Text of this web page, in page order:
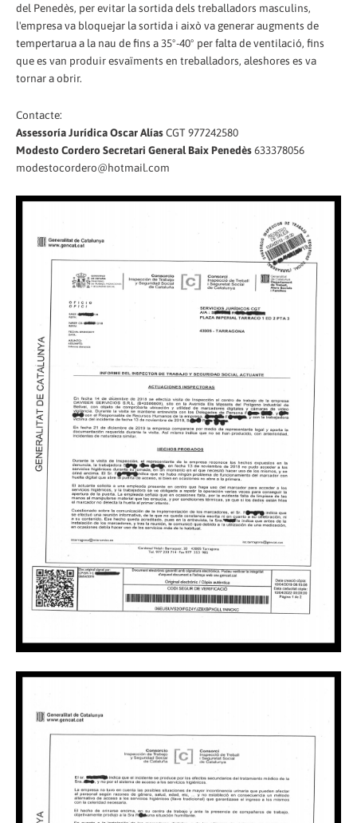
del Penedès, per evitar la sortida dels treballadors masculins,
l'empresa va bloquejar la sortida i això va generar augments de
tempertarua a la nau de fins a 35º-40º per falta de ventilació, fins
que es van produir esvaïments en treballadors, aleshores es va
tornar a obrir.
Contacte:
Assessoría Jurídica Oscar AlíasCGT 977242580
Modesto Cordero Secretari General Baix Penedès633378056
modestocordero@hotmail.com